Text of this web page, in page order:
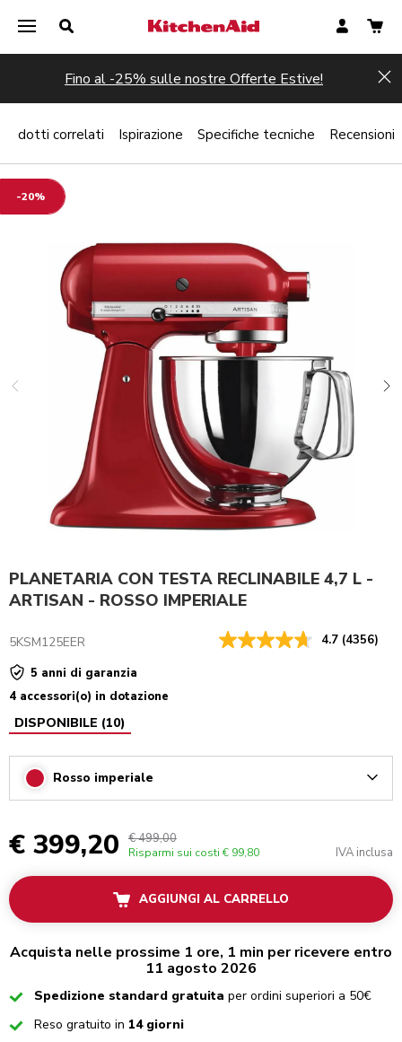
Fino al -25% sulle nostre Offerte Estive!
-20%
PLANETARIA CON TESTA RECLINABILE 4,7 L -
ARTISAN - ROSSO IMPERIALE
5KSM125EER 4.7 (4356)
5 anni di garanzia
4 accessori(o) in dotazione
DISPONIBILE (10)
Rosso imperiale
€ 399,20 € 499,00
Risparmi sui costi € 99,80 IVA inclusa
AGGIUNGI AL CARRELLO
Acquista nelle prossime 1 ore, 1 min per ricevere entro
11 agosto 2026
CheckedSpedizione standard gratuita per ordini superiori a 50€
CheckedReso gratuito in 14 giorni
correlati Ispirazione Specifiche tecniche Recensioni